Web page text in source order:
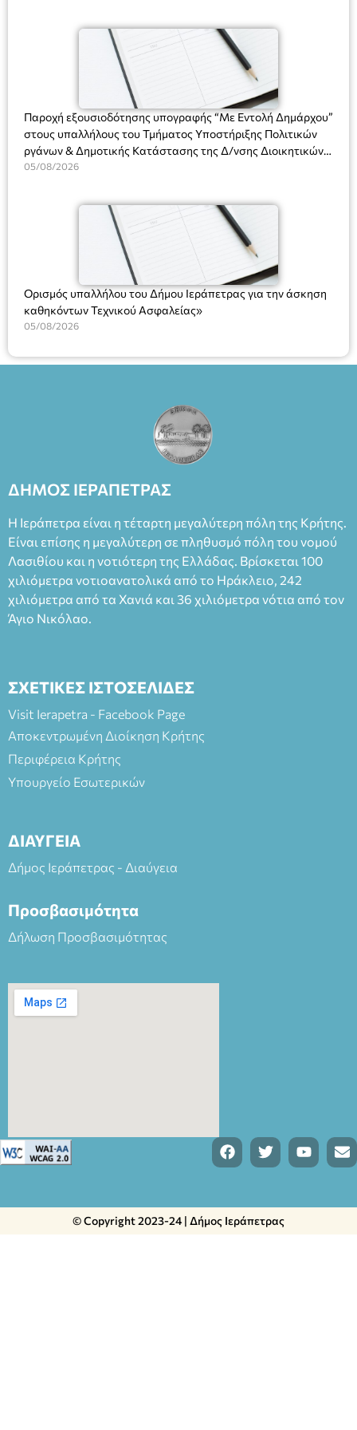
Πλαστήρα), E&G Mini market (Δημοκρατίας 39 Ιεράπετρα)
και στο more.com Χώρος: 3ο Γυμνάσιο Ιεράπετρας
(Είσοδος ΕΠΑ.Λ.) Έναρξη 21:15 Οργάνωση: ΚΝΩΣΟΣ
ΘΕΑΤΡΙΚΕΣ ΠΑΡΑΓΩΓΕΣ ΕΕ
(Ν. 5314/2026).»
Παροχή εξουσιοδότησης υπογραφής “Με Εντολή Δημάρχου”
στους υπαλλήλους του Τμήματος Υποστήριξης Πολιτικών
ργάνων & Δημοτικής Κατάστασης της Δ/νσης Διοικητικών
Υπηρεσιών για αποφάσεις, πιστοποιητικά, πράξεις και
(Ν. 5314/2026).»
05/08/2026
Ορισμός υπαλλήλου του Δήμου Ιεράπετρας για την άσκηση
καθηκόντων Τεχνικού Ασφαλείας»
05/08/2026
ΔΗΜΟΣ ΙΕΡΑΠΕΤΡΑΣ
Η Ιεράπετρα είναι η τέταρτη μεγαλύτερη πόλη της Κρήτης.
Είναι επίσης η μεγαλύτερη σε πληθυσμό πόλη του νομού
Λασιθίου και η νοτιότερη της Ελλάδας. Βρίσκεται 100
χιλιόμετρα νοτιοανατολικά από το Ηράκλειο, 242
χιλιόμετρα από τα Χανιά και 36 χιλιόμετρα νότια από τον
Άγιο Νικόλαο.
ΣΧΕΤΙΚΕΣ ΙΣΤΟΣΕΛΙΔΕΣ
Visit Ierapetra - Facebook Page
Αποκεντρωμένη Διοίκηση Κρήτης
Περιφέρεια Κρήτης
Υπουργείο Εσωτερικών
ΔΙΑΥΓΕΙΑ
Δήμος Ιεράπετρας - Διαύγεια
Προσβασιμότητα
Δήλωση Προσβασιμότητας
© Copyright 2023-24 | Δήμος Ιεράπετρας